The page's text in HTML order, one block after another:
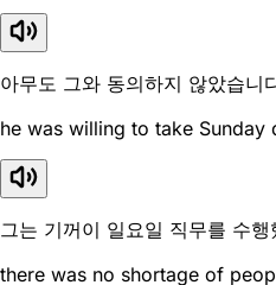
아무도 그와 동의하지 않았습니
he was willing to take Sunday
그는 기꺼이 일요일 직무를 수행
there was no shortage of